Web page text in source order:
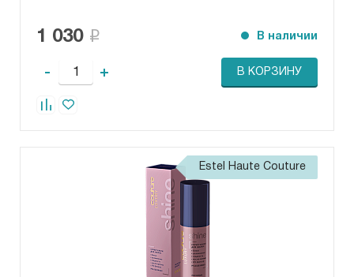
1 030 В наличии
- + В КОРЗИНУ
Estel Haute Couture